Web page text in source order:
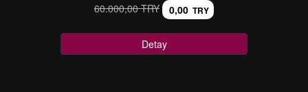
60.000,00 TRY 0,00 TRY
Detay